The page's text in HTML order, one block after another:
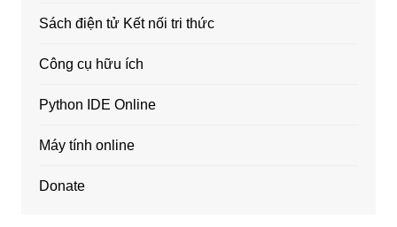
Sách điện tử Kết nối tri thức
Công cụ hữu ích
Python IDE Online
Máy tính online
Donate